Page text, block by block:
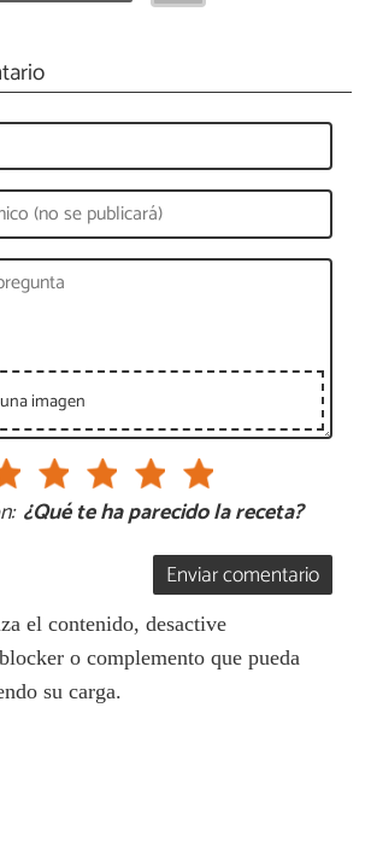
imagen
¿Qué te ha parecido la receta?
Enviar comentario
el contenido, desactive
o complemento que pueda
su carga.